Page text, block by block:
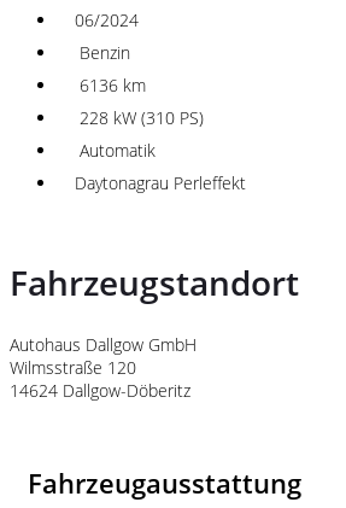
06/2024
Benzin
6136 km
228 kW (310 PS)
Automatik
Daytonagrau Perleffekt
Fahrzeugstandort
Autohaus Dallgow GmbH
Wilmsstraße 120
14624 Dallgow-Döberitz
Fahrzeugausstattung